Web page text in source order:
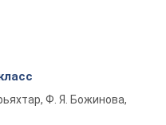
Ф. Я. Божинова,